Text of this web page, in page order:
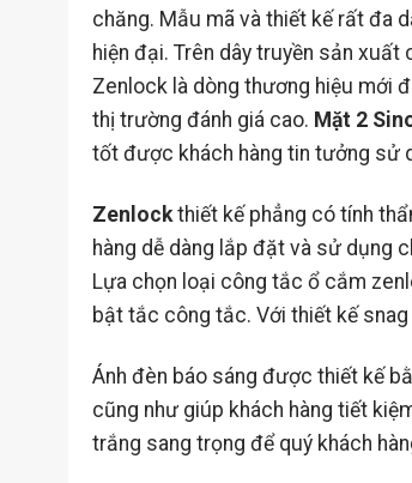
chăng. Mẫu mã và thiết kế rất đa
hiện đại. Trên dây truyền sản
Zenlock là dòng thương hiệu mới
thị trường đánh giá cao. Mặt 2
tốt được khách hàng tin tưởng sử
Zenlockthiết kế phẳng có tính
hàng dễ dàng lắp đặt và sử dụng
Lựa chọn loại công tắc ổ cắm
bật tắc công tắc. Với thiết kế
Ánh đèn báo sáng được thiết kế
cũng như giúp khách hàng tiết
trắng sang trọng để quý khách